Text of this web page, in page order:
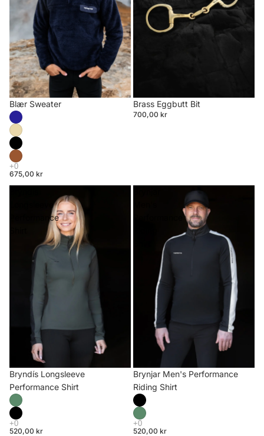
Blær Sweater
675,00 kr
Brass Eggbutt Bit
700,00 kr
Longsleeve
Performance
Bryndís Longsleeve
Performance Shirt
520,00 kr
Brynjar Men's Performance
Riding Shirt
520,00 kr